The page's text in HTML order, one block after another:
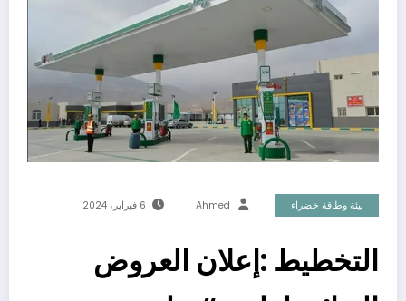
بيئة وطاقة خضراء Ahmed 6 فبراير، 2024
التخطيط :إعلان العروض